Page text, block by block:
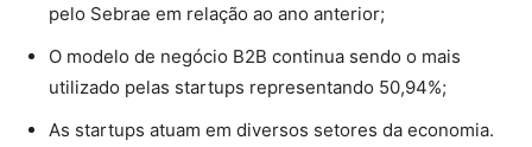
pelo Sebrae em relação ao ano anterior;
O modelo de negócio B2B continua sendo o mais
utilizado pelas startups representando 50,94%;
As startups atuam em diversos setores da economia.